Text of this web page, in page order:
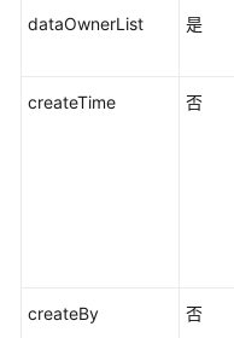
据
口
dataOwnerList 是
createTime 否
createBy 否